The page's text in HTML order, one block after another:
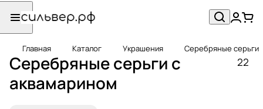
Главная Каталог Украшения Серебряные серьги
Серебряные серьги c
аквамарином
22